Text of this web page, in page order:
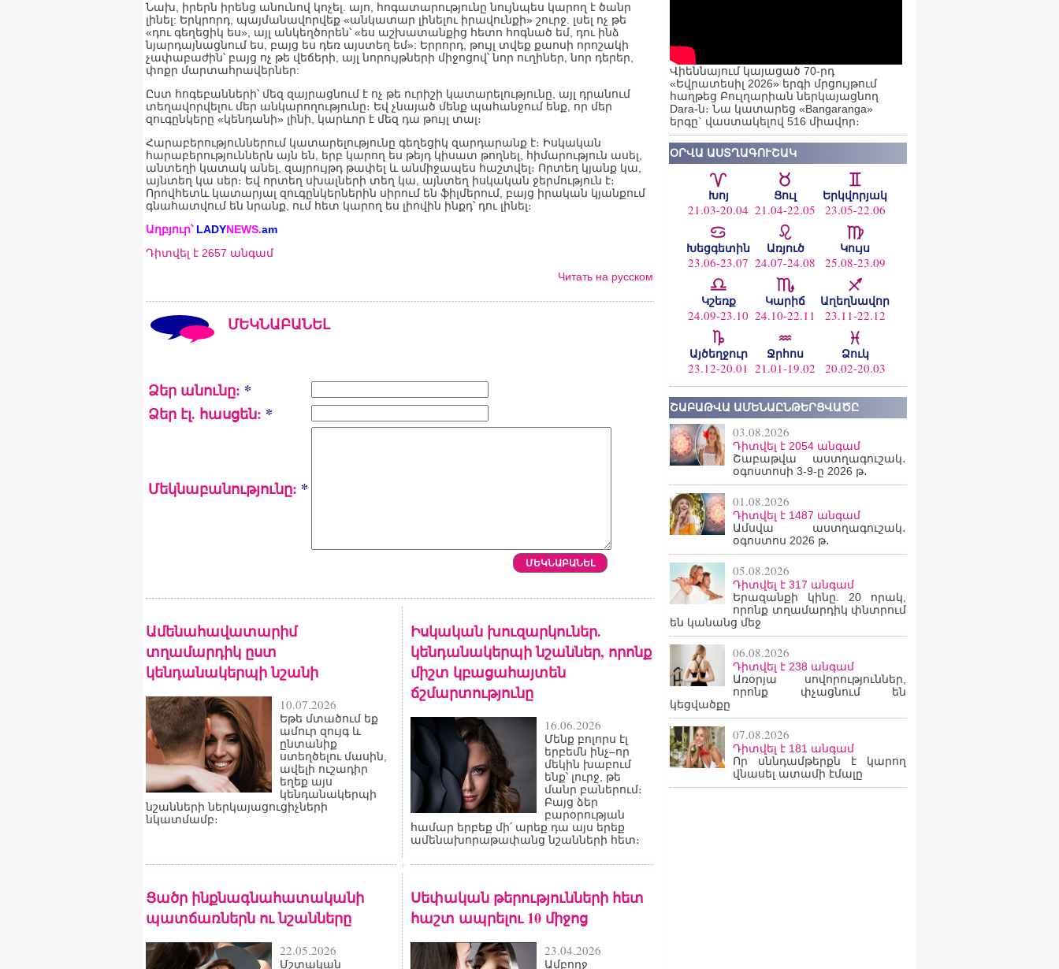
Նախ, իրերն իրենց անունով կոչել. այո, հոգատարությունը նույնպես կարող է ծանր
լինել: Երկրորդ, պայմանավորվեք «անկատար լինելու իրավունքի» շուրջ. լսել ոչ թե
«դու գեղեցիկ ես», այլ անկեղծորեն՝ «ես աշխատանքից հետո հոգնած եմ, դու ինձ
նյարդայնացնում ես, բայց ես դեռ այստեղ եմ»: Երրորդ, թույլ տվեք քաոսի որոշակի
չափաբաժին՝ բայց ոչ թե վեճերի, այլ նորույթների միջոցով՝ նոր ուղիներ, նոր դերեր,
փոքր մարտահրավերներ:
Ըստ հոգեբանների՝ մեզ զայրացնում է ոչ թե ուրիշի կատարելությունը, այլ դրանում
տեղավորվելու մեր անկարողությունը։ Եվ չնայած մենք պահանջում ենք, որ մեր
զուգընկերը «կենդանի» լինի, կարևոր է մեզ դա թույլ տալ։
Հարաբերություններում կատարելությունը գեղեցիկ զարդարանք է։ Իսկական
հարաբերություններն այն են, երբ կարող ես թեյդ կիսատ թողնել, հիմարություն ասել,
անտեղի կատակ անել, զայրույթդ թափել և անմիջապես հաշտվել։ Որտեղ կյանք կա,
այնտեղ կա սեր։ Եվ որտեղ սխալների տեղ կա, այնտեղ իսկական ջերմություն է։
Որովհետև կատարյալ զուգընկերներին սիրում են ֆիլմերում, բայց իրական կյանքում
գնահատվում են նրանք, ում հետ կարող ես լիովին ինքդ՝ դու լինել։
Աղբյուր՝ LADYNEWS.am
Դիտվել է 2657 անգամ
Читать на русском
ՄԵԿՆԱԲԱՆԵԼ
Ձեր անունը: *
Ձեր էլ. հասցեն: *
Մեկնաբանությունը: *
Ամենահավատարիմ
տղամարդիկ ըստ
կենդանակերպի նշանի
10.07.2026
Եթե մտածում եք
ամուր զույգ և
ընտանիք
ստեղծելու մասին,
ավելի ուշադիր
եղեք այս
կենդանակերպի
նշանների ներկայացուցիչների
նկատմամբ։
Իսկական խուզարկուներ.
կենդանակերպի նշաններ, որոնք
միշտ կբացահայտեն
ճշմարտությունը
16.06.2026
Մենք բոլորս էլ
երբեմն ինչ–որ
մեկին խաբում
ենք՝ լուրջ, թե
մանր բաներում։
Բայց ձեր
բարօրության
համար երբեք մի՛ արեք դա այս երեք
ամենախորաթափանց նշանների հետ։
Ցածր ինքնագնահատականի
պատճառներն ու նշանները
22.05.2026
Մշտական
Սեփական թերությունների հետ
հաշտ ապրելու 10 միջոց
23.04.2026
Ամբողջ
Վիեննայում կայացած 70-րդ
«Եվրատեսիլ 2026» երգի մրցույթում
հաղթեց Բուլղարիան ներկայացնող
Dara-ն։ Նա կատարեց «Bangaranga»
երգը` վաստակելով 516 միավոր։
ՕՐՎԱ ԱՍՏՂԱԳՈՒՇԱԿ
Խոյ
21.03-20.04
Ցուլ
21.04-22.05
Երկվորյակ
23.05-22.06
Խեցգետին
23.06-23.07
Առյուծ
24.07-24.08
Կույս
25.08-23.09
Կշեռք
24.09-23.10
Կարիճ
24.10-22.11
Աղեղնավոր
23.11-22.12
Այծեղջուր
23.12-20.01
Ջրհոս
21.01-19.02
Ձուկ
20.02-20.03
ՇԱԲԱԹՎԱ ԱՄԵՆԱԸՆԹԵՐՑՎԱԾԸ
03.08.2026
Դիտվել է 2054 անգամ
Շաբաթվա աստղագուշակ․
օգոստոսի 3-9-ը 2026 թ․
01.08.2026
Դիտվել է 1487 անգամ
Ամսվա աստղագուշակ․
օգոստոս 2026 թ․
05.08.2026
Դիտվել է 317 անգամ
Երազանքի կինը. 20 որակ,
որոնք տղամարդիկ փնտրում
են կանանց մեջ
06.08.2026
Դիտվել է 238 անգամ
Առօրյա սովորություններ,
որոնք փչացնում են
կեցվածքը
07.08.2026
Դիտվել է 181 անգամ
Որ սննդամթերքն է կարող
վնասել ատամի էմալը